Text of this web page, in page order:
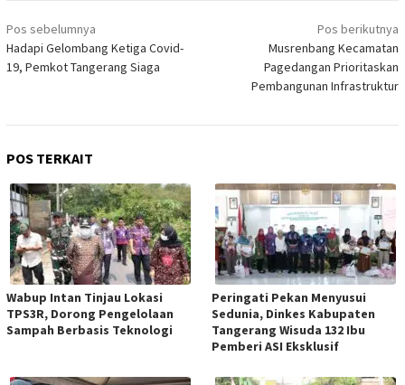
Navigasi
pos
Pos sebelumnya
Hadapi Gelombang Ketiga Covid-
19, Pemkot Tangerang Siaga
Pos berikutnya
Musrenbang Kecamatan
Pagedangan Prioritaskan
Pembangunan Infrastruktur
POS TERKAIT
Wabup Intan Tinjau Lokasi
TPS3R, Dorong Pengelolaan
Sampah Berbasis Teknologi
Peringati Pekan Menyusui
Sedunia, Dinkes Kabupaten
Tangerang Wisuda 132 Ibu
Pemberi ASI Eksklusif